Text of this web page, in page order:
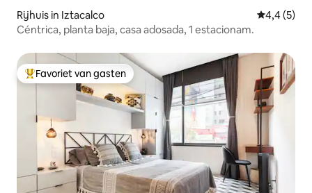
Rijhuis in Iztacalco
4,4 (5)
Céntrica, planta baja, casa adosada, 1 estacionam.
Topfavoriet van gasten
Favoriet van gasten